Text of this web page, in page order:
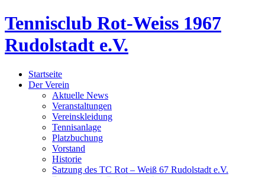
Tennisclub Rot-Weiss 1967
Rudolstadt e.V.
Startseite
Der Verein
Aktuelle News
Veranstaltungen
Vereinskleidung
Tennisanlage
Platzbuchung
Vorstand
Historie
Satzung des TC Rot – Weiß 67 Rudolstadt e.V.